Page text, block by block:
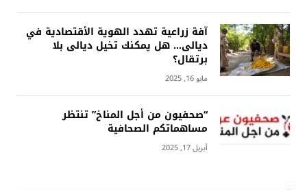
آفة زراعية تهدد الهوية الأقتصادية في
ديالى… هل يمكنك تخيل ديالى بلا
برتقال؟
مايو 16, 2025
“صحفيون من أجل المناخ” تنتظر
مساهماتكم الصحافية
أبريل 17, 2025